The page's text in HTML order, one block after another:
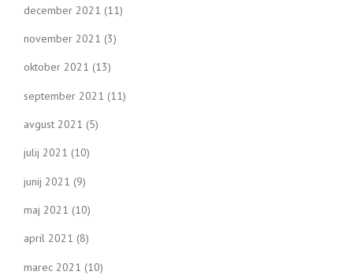
december 2021 (11)
november 2021 (3)
oktober 2021 (13)
september 2021 (11)
avgust 2021 (5)
julij 2021 (10)
junij 2021 (9)
maj 2021 (10)
april 2021 (8)
marec 2021 (10)